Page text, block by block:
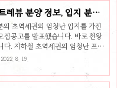
규모 총 378세대 중 일반분양 30
하 3층, 지상 22층, 7개동 주택형
급일정 2022년 10월 7일(금) 입주
월 17일(월) 특별공급 청약 신청 용
스 이 물량은 경기도 용인시 기..
레뷰 분양 정보, 입지 분석,
의 초역세권의 엄청난 입지를 가진
집공고를 발표했습니다. 바로 천왕
다. 지하철 초역세권의 엄청난 프리
버스 노선 등이 많아 대중교통 이용
치 서울시 구로구 오리로7길4 일원
2022. 8. 19.